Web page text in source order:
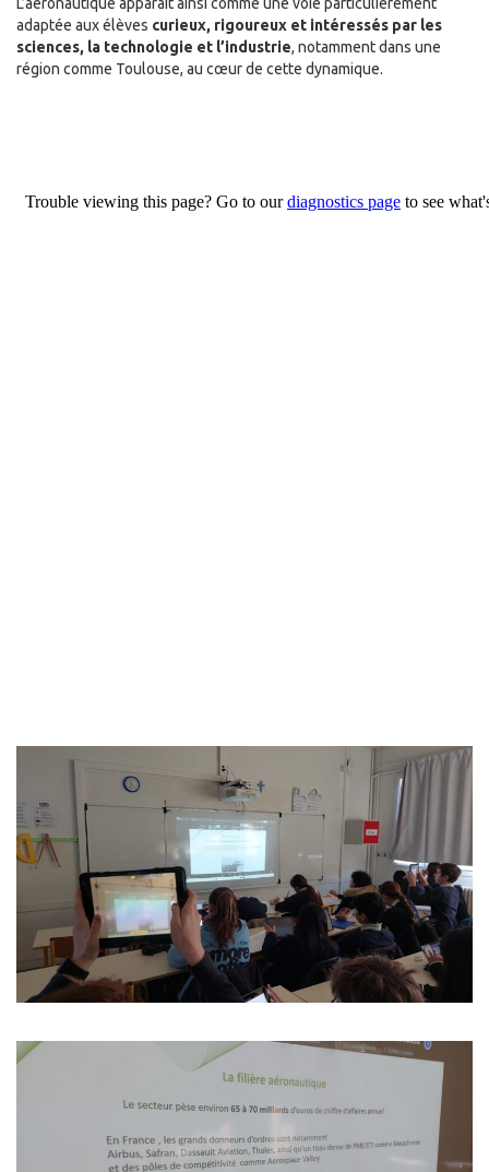
L’aéronautique apparaît ainsi comme une voie particulièrement
adaptée aux élèves curieux, rigoureux et intéressés par les
sciences, la technologie et l’industrie, notamment dans une
région comme Toulouse, au cœur de cette dynamique.